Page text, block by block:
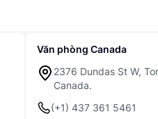
Văn phòng Canada
2376 Dundas St W,
Canada.
(+1) 437 361 5461